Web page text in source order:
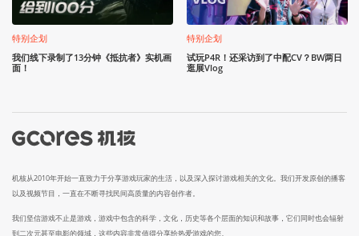
特别企划
我们线下录制了13分钟《抵抗者》实机画
面！
特别企划
试玩P4R！还采访到了中配CV？BW两日
逛展Vlog
机核从2010年开始一直致力于分享游戏玩家的生活，以及深入探讨游戏相关的文化。我们开发原创的播客
以及视频节目，一直在不断寻找民间高质量的内容创作者。
我们坚信游戏不止是游戏，游戏中包含的科学，文化，历史等各个层面的知识和故事，它们同时也会辐射
到二次元甚至电影的领域，这些内容非常值得分享给热爱游戏的您。